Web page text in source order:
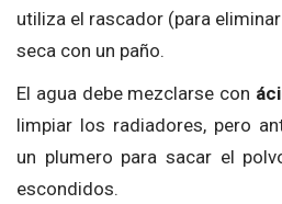
utiliza el rascador (para
seca con un paño.
El agua debe mezclarse con
limpiar los radiadores, pero
un plumero para sacar el
escondidos.